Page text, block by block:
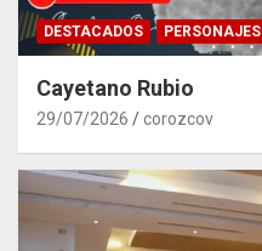
DESTACADOS PERSONAJES
Cayetano Rubio
29/07/2026 corozcov